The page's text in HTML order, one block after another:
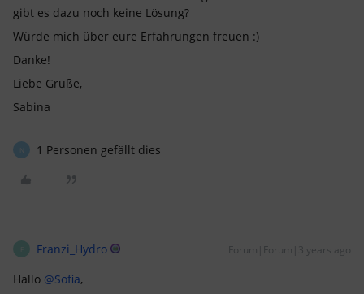
gibt es dazu noch keine Lösung?
Würde mich über eure Erfahrungen freuen :)
Danke!
Liebe Grüße,
Sabina
N 1 Personen gefällt dies
Franzi_Hydro Forum|Forum|3 years ago
Hallo @Sofia,